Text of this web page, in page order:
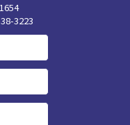
3223